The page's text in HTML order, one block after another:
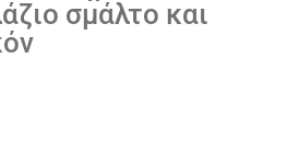
σμάλτο και